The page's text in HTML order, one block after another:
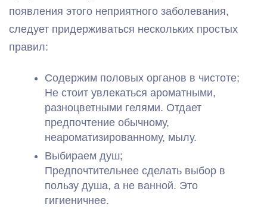
появления этого неприятного заболевания,
следует придерживаться нескольких простых
правил:
Содержим половых органов в чистоте;
Не стоит увлекаться ароматными,
разноцветными гелями. Отдает
предпочтение обычному,
неароматизированному, мылу.
Выбираем душ;
Предпочтительнее сделать выбор в
пользу душа, а не ванной. Это
гигиеничнее.